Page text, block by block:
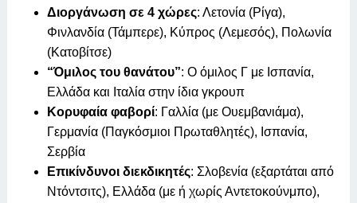
Διοργάνωση σε 4 χώρες: Λετονία (Ρίγα),
Φινλανδία (Τάμπερε), Κύπρος (Λεμεσός), Πολωνία
(Κατοβίτσε)
“Όμιλος του θανάτου”: Ο όμιλος Γ με Ισπανία,
Ελλάδα και Ιταλία στην ίδια γκρουπ
Κορυφαία φαβορί: Γαλλία (με Ουεμβανιάμα),
Γερμανία (Παγκόσμιοι Πρωταθλητές), Ισπανία,
Σερβία
Επικίνδυνοι διεκδικητές: Σλοβενία (εξαρτάται από
Ντόντσιτς), Ελλάδα (με ή χωρίς Αντετοκούνμπο),